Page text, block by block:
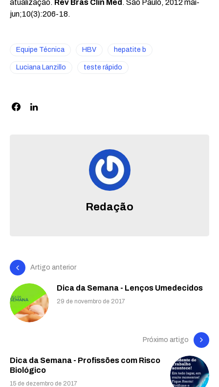
atualização. Rev Bras Clin Med . São Paulo, 2012 mai-
jun;10(3):206-18.
Equipe Técnica HBV hepatite b
Luciana Lanzillo teste rápido
Redação
Artigo anterior
Dica da Semana - Lenços Umedecidos
29 de novembro de 2017
Próximo artigo
Dica da Semana - Profissões com Risco
Biológico
15 de dezembro de 2017